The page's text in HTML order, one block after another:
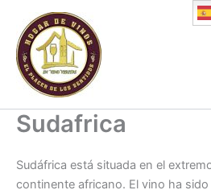
contenido
Sudafrica
Sudáfrica está situada en el
continente africano. El vino ha